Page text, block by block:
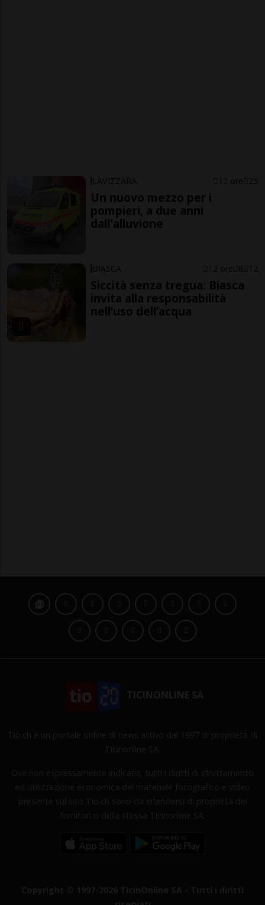
LAVIZZARA 12 ore 25
Un nuovo mezzo per i
pompieri, a due anni
dall'alluvione
BIASCA 12 ore 8 12
Siccità senza tregua: Biasca
invita alla responsabilità
nell’uso dell’acqua